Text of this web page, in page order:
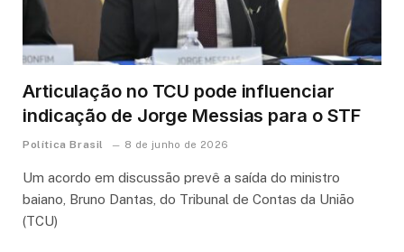
Articulação no TCU pode influenciar
indicação de Jorge Messias para o STF
Política Brasil 8 de junho de 2026
Um acordo em discussão prevê a saída do ministro
baiano, Bruno Dantas, do Tribunal de Contas da União
(TCU)